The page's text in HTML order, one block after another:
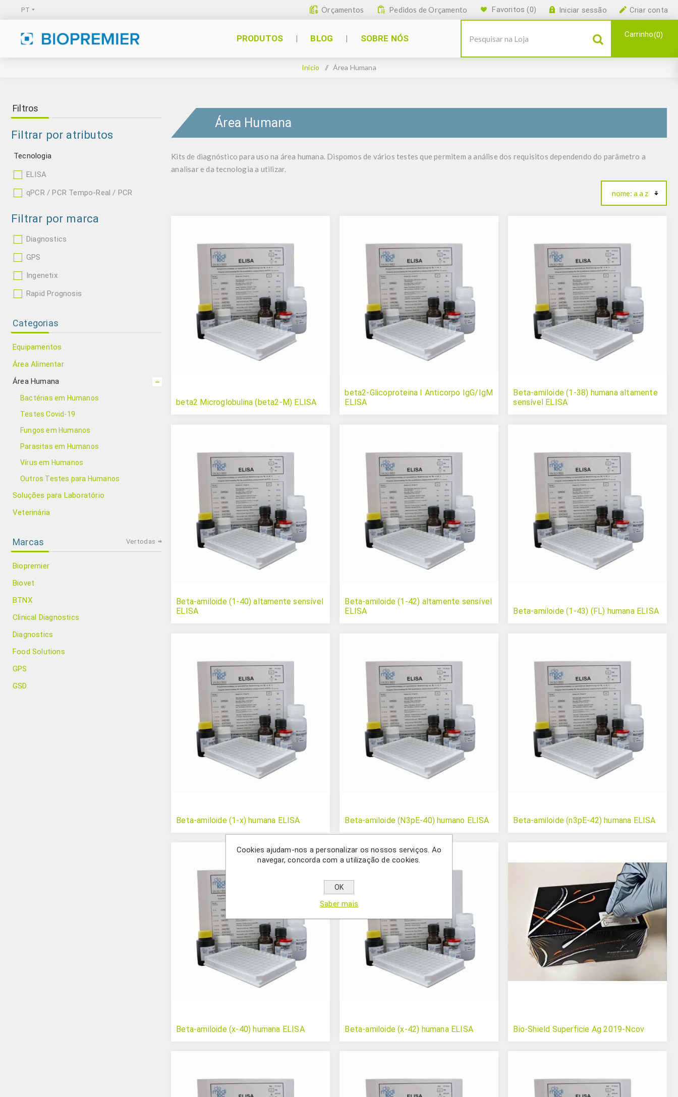
Criar conta
Iniciar sessão
Favoritos (0)
Pedidos de Orçamento
Orçamentos
PRODUTOS BLOG SOBRE NÓS Carrinho 0
Início / Área Humana
Área Humana
Kits de diagnóstico para uso na área humana. Dispomos de vários testes que permitem a análise dos requisitos dependendo do parâmetro a
analisar e da tecnologia a utilizar.
beta2 Microglobulina (beta2-M) ELISA
beta2-Glicoproteina I Anticorpo IgG/IgM
ELISA
Beta-amiloide (1-38) humana altamente
sensível ELISA
Beta-amiloide (1-40) altamente sensível
ELISA
Beta-amiloide (1-42) altamente sensível
ELISA
Beta-amiloide (1-43) (FL) humana ELISA
Beta-amiloide (1-x) humana ELISA Beta-amiloide (N3pE-40) humano ELISA Beta-amiloide (n3pE-42) humana ELISA
Beta-amiloide (x-40) humana ELISA Beta-amiloide (x-42) humana ELISA Bio-Shield Superficie Ag 2019-Ncov
Filtros
Filtrar por atributos
Tecnologia
ELISA
qPCR / PCR Tempo-Real / PCR
Filtrar por marca
Diagnostics
GPS
Ingenetix
Rapid Prognosis
Categorias
Equipamentos
Área Alimentar
Área Humana
Bactérias em Humanos
Testes Covid-19
Fungos em Humanos
Parasitas em Humanos
Vírus em Humanos
Outros Testes para Humanos
Soluções para Laboratório
Veterinária
Marcas
Biopremier
Biovet
BTNX
Clinical Diagnostics
Diagnostics
Food Solutions
GPS
GSD
Ver todas
Cookies ajudam-nos a personalizar os nossos serviços. Ao
navegar, concorda com a utilização de cookies.
OK
Saber mais